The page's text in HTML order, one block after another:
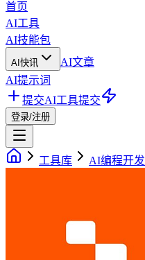
首页
AI工具
AI技能包
AI快讯
AI文章
AI提示词
提交AI工具提交
登录/注册
工具库 AI编程开发